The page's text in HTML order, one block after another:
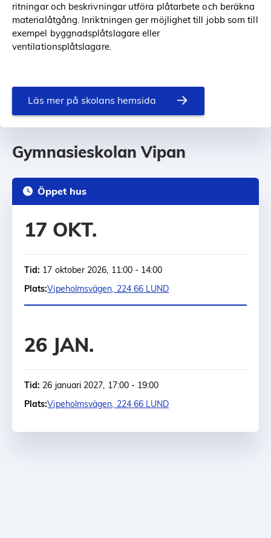
ritningar och beskrivningar utföra plåtarbete och beräkna
materialåtgång. Inriktningen ger möjlighet till jobb som till
exempel byggnadsplåtslagare eller
ventilationsplåtslagare.
Läs mer på skolans hemsida
Gymnasieskolan Vipan
Öppet hus
17 OKT.
Tid: 17 oktober 2026, 11:00 - 14:00
Plats:Vipeholmsvägen, 224 66 LUND
26 JAN.
Tid: 26 januari 2027, 17:00 - 19:00
Plats:Vipeholmsvägen, 224 66 LUND